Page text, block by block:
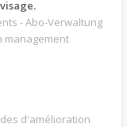
- Abo-Verwaltung
management
d'amélioration